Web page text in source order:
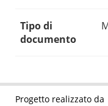
Tipo di
documento
Progetto realizzato da